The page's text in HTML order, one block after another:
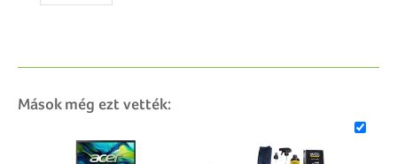
Mások még ezt vették: